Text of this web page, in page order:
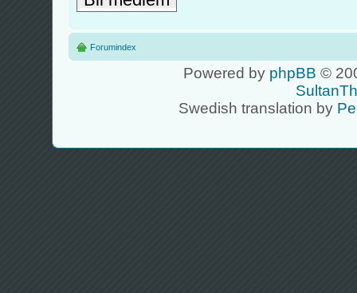
Forumindex
Powered by phpBB ©
Swedish translation by